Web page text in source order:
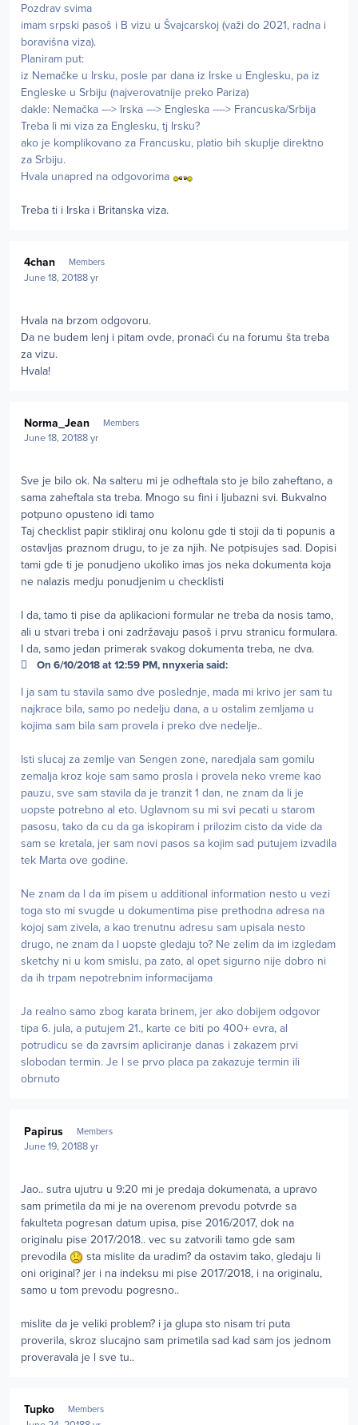
Pozdrav svima
imam srpski pasoš i B vizu u Švajcarskoj (važi do 2021, radna i
boravišna viza).
Planiram put:
iz Nemačke u Irsku, posle par dana iz Irske u Englesku, pa iz
Engleske u Srbiju (najverovatnije preko Pariza)
dakle: Nemačka ---> Irska ---> Engleska ----> Francuska/Srbija
Treba li mi viza za Englesku, tj Irsku?
ako je komplikovano za Francusku, platio bih skuplje direktno
za Srbiju.
Hvala unapred na odgovorima
Treba ti i Irska i Britanska viza.
4chan Members
June 18, 20188 yr
Hvala na brzom odgovoru.
Da ne budem lenj i pitam ovde, pronaći ću na forumu šta treba
za vizu.
Hvala!
Norma_Jean Members
June 18, 20188 yr
Sve je bilo ok. Na salteru mi je odheftala sto je bilo zaheftano, a
sama zaheftala sta treba. Mnogo su fini i ljubazni svi. Bukvalno
potpuno opusteno idi tamo
Taj checklist papir stikliraj onu kolonu gde ti stoji da ti popunis a
ostavljas praznom drugu, to je za njih. Ne potpisujes sad. Dopisi
tami gde ti je ponudjeno ukoliko imas jos neka dokumenta koja
ne nalazis medju ponudjenim u checklisti
I da, tamo ti pise da aplikacioni formular ne treba da nosis tamo,
ali u stvari treba i oni zadržavaju pasoš i prvu stranicu formulara.
I da, samo jedan primerak svakog dokumenta treba, ne dva.
On 6/10/2018 at 12:59 PM, nnyxeria said:
I ja sam tu stavila samo dve poslednje, mada mi krivo jer sam tu
najkrace bila, samo po nedelju dana, a u ostalim zemljama u
kojima sam bila sam provela i preko dve nedelje..
Isti slucaj za zemlje van Sengen zone, naredjala sam gomilu
zemalja kroz koje sam samo prosla i provela neko vreme kao
pauzu, sve sam stavila da je tranzit 1 dan, ne znam da li je
uopste potrebno al eto. Uglavnom su mi svi pecati u starom
pasosu, tako da cu da ga iskopiram i prilozim cisto da vide da
sam se kretala, jer sam novi pasos sa kojim sad putujem izvadila
tek Marta ove godine.
Ne znam da l da im pisem u additional information nesto u vezi
toga sto mi svugde u dokumentima pise prethodna adresa na
kojoj sam zivela, a kao trenutnu adresu sam upisala nesto
drugo, ne znam da l uopste gledaju to? Ne zelim da im izgledam
sketchy ni u kom smislu, pa zato, al opet sigurno nije dobro ni
da ih trpam nepotrebnim informacijama
Ja realno samo zbog karata brinem, jer ako dobijem odgovor
tipa 6. jula, a putujem 21., karte ce biti po 400+ evra, al
potrudicu se da zavrsim apliciranje danas i zakazem prvi
slobodan termin. Je l se prvo placa pa zakazuje termin ili
obrnuto
Papirus Members
June 19, 20188 yr
Jao.. sutra ujutru u 9:20 mi je predaja dokumenata, a upravo
sam primetila da mi je na overenom prevodu potvrde sa
fakulteta pogresan datum upisa, pise 2016/2017, dok na
originalu pise 2017/2018.. vec su zatvorili tamo gde sam
prevodila
sta mislite da uradim? da ostavim tako, gledaju li
oni original? jer i na indeksu mi pise 2017/2018, i na originalu,
samo u tom prevodu pogresno..
mislite da je veliki problem? i ja glupa sto nisam tri puta
proverila, skroz slucajno sam primetila sad kad sam jos jednom
proveravala je l sve tu..
Tupko Members